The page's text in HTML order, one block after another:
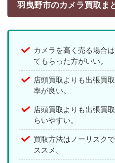
羽曳野市のカメラ買取ま
カメラを高く売る場合
てもらった方がいい。
店頭買取よりも出張買
率が良い。
店頭買取よりも出張買
らいやすい。
買取方法はノーリスク
ススメ。